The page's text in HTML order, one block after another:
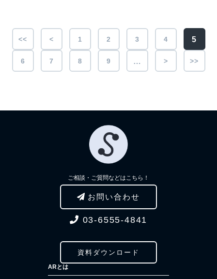
<< < 1 2 3 4 5
6 7 8 9 … > >>
ご相談・ご質問などはこちら！
お問い合わせ
03-6555-4841
資料ダウンロード
ARとは